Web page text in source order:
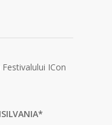
ICon